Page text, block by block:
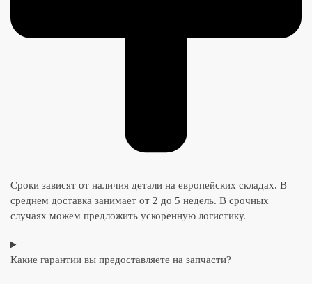
Сроки зависят от наличия детали на европейских складах. В
среднем доставка занимает от 2 до 5 недель. В срочных
случаях можем предложить ускоренную логистику.
Какие гарантии вы предоставляете на запчасти?